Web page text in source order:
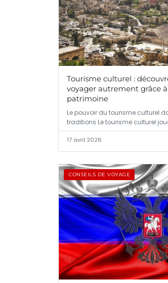
Tourisme culturel :
voyager autrement grâce à
patrimoine
Le pouvoir du tourisme culturel
traditions Le tourisme culturel
17 avril 2026
CONSEILS DE VOYAGE